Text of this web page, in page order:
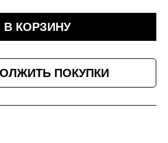
В КОРЗИНУ
ПОКУПКИ